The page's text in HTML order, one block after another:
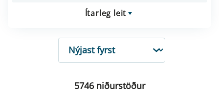
Ítarleg leit
RÖÐUN
5746 niðurstöður